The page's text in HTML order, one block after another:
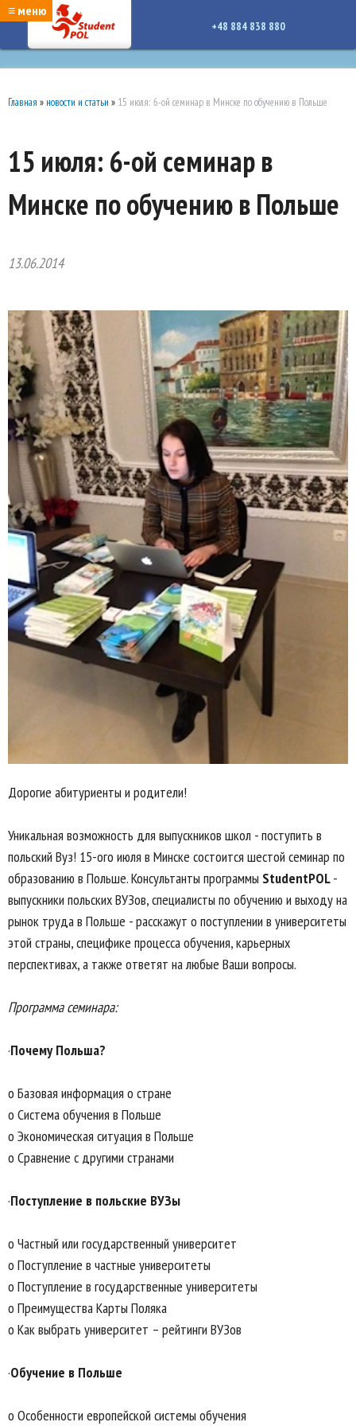
google-site-verification: google7a917c261df1566b.htmlgoogle-site-verification:
google7a917c261df1566b.html
≡ меню
+48 884 838 880
Главная » новости и статьи » 15 июля: 6-ой семинар в Минске по обучению в Польше
15 июля: 6-ой семинар в
Минске по обучению в Польше
13.06.2014
Дорогие абитуриенты и родители!
Уникальная возможность для выпускников школ - поступить в
польский Вуз! 15-ого июля в Минске состоится шестой семинар по
образованию в Польше. Консультанты программы StudentPOL-
выпускники польских ВУЗов, специалисты по обучению и выходу на
рынок труда в Польше - расскажут о поступлении в университеты
этой страны, специфике процесса обучения, карьерных
перспективах, а также ответят на любые Ваши вопросы.
Программа семинара:
·Почему Польша?
o Базовая информация о стране
o Система обучения в Польше
o Экономическая ситуация в Польше
o Сравнение с другими странами
·Поступление в польские ВУЗы
o Частный или государственный университет
o Поступление в частные университеты
o Поступление в государственные университеты
o Преимущества Карты Поляка
o Как выбрать университет – рейтинги ВУЗов
·Обучение в Польше
o Особенности европейской системы обучения